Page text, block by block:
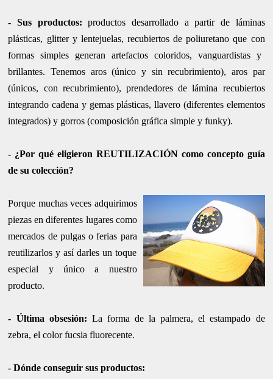
-Sus productos:productos desarrollado a partir de láminas
plásticas, glitter y lentejuelas, recubiertos de poliuretano que con
formas simples generan artefactos coloridos, vanguardistas y
brillantes. Tenemos aros (único y sin recubrimiento), aros par
(únicos, con recubrimiento), prendedores de lámina recubiertos
integrando cadena y gemas plásticas, llavero (diferentes elementos
integrados) y gorros (composición gráfica simple y funky).
- ¿Por qué eligieron REUTILIZACIÓN como concepto guía
de su colección?
Porque muchas veces adquirimos
piezas en diferentes lugares como
mercados de pulgas o ferias para
reutilizarlos y así darles un toque
especial y único a nuestro
producto.
- Última obsesión: La forma de la palmera, el estampado de
zebra, el color fucsia fluorecente.
-Dónde conseguir sus productos: